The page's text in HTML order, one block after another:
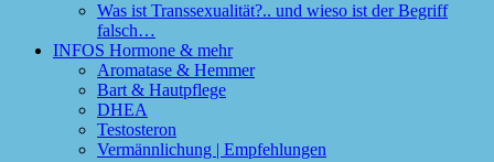
Was ist Transsexualität?.. und wieso ist der Begriff
falsch…
INFOS Hormone & mehr
Aromatase & Hemmer
Bart & Hautpflege
DHEA
Testosteron
Vermännlichung | Empfehlungen